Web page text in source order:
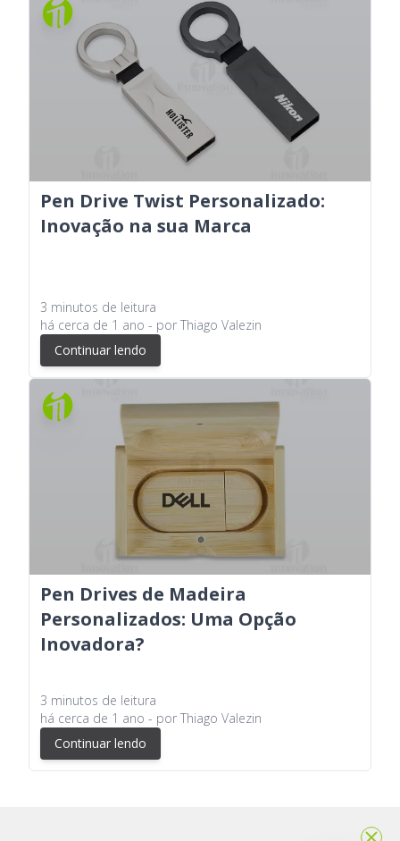
Pen Drive Twist Personalizado:
Inovação na sua Marca
3 minutos de leitura
há cerca de 1 ano - por Thiago Valezin
Continuar lendo
Pen Drives de Madeira
Personalizados: Uma Opção
Inovadora?
3 minutos de leitura
há cerca de 1 ano - por Thiago Valezin
Continuar lendo